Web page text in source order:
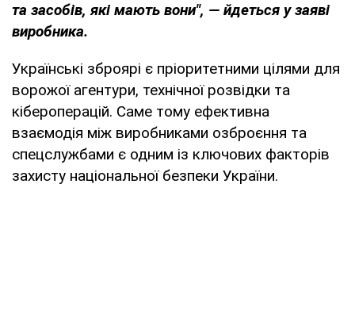
та засобів, які мають вони", — йдеться у заяві
виробника.
Українські зброярі є пріоритетними цілями для
ворожої агентури, технічної розвідки та
кібероперацій. Саме тому ефективна
взаємодія між виробниками озброєння та
спецслужбами є одним із ключових факторів
захисту національної безпеки України.